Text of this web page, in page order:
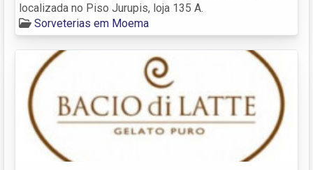
localizada no Piso Jurupis, loja 135 A.
Sorveterias em Moema